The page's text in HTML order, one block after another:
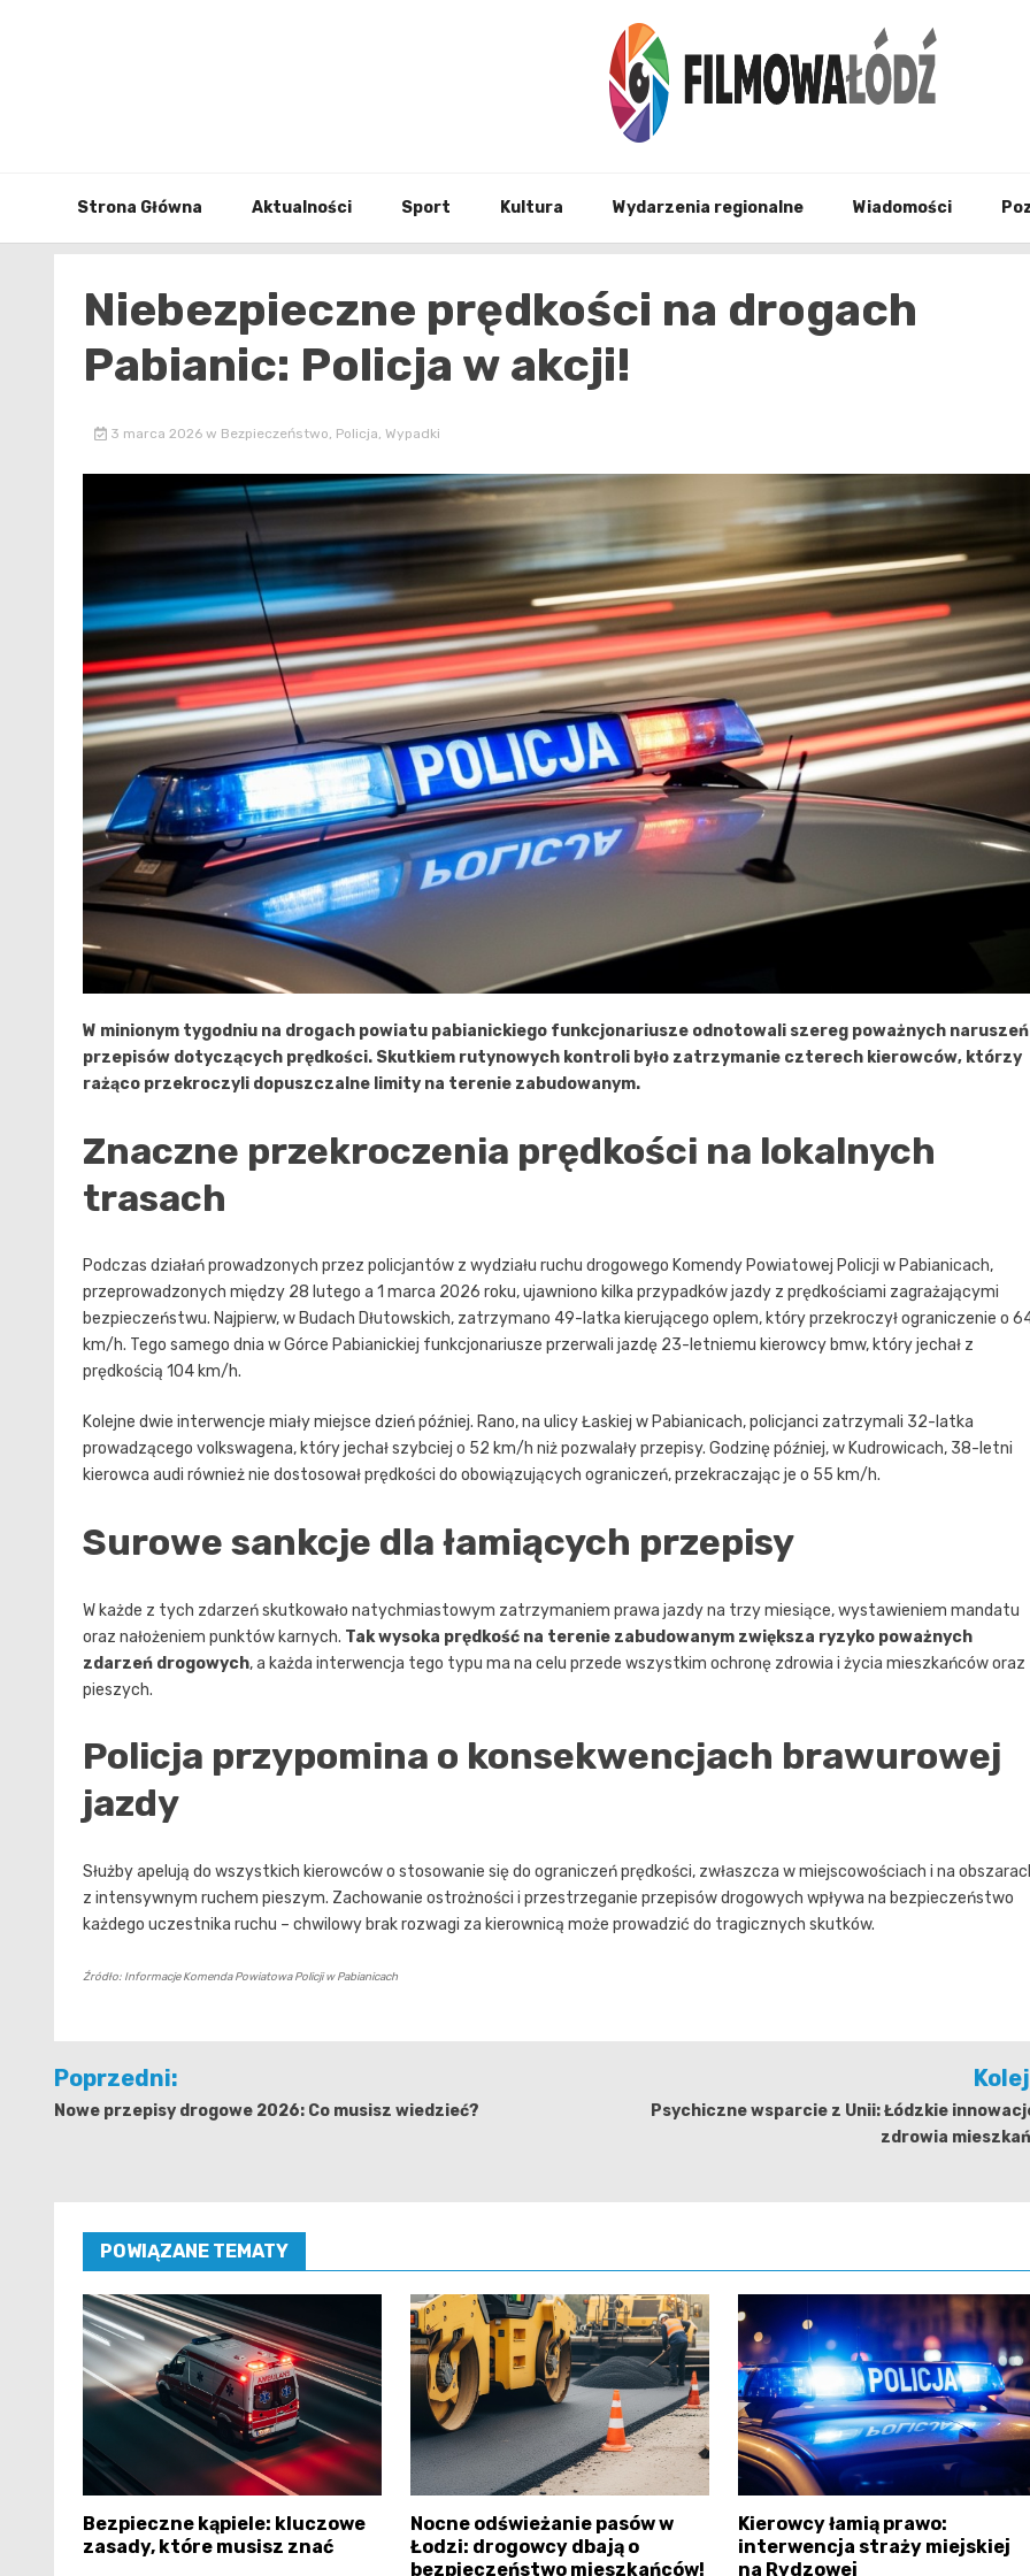
Strona Główna Aktualności Sport Kultura Wydarzenia regionalne Wiadomości
Niebezpieczne prędkości na drogach
Pabianic: Policja w akcji!
3 marca 2026 w Bezpieczeństwo, Policja, Wypadki
W minionym tygodniu na drogach powiatu pabianickiego funkcjonariusze odnotowali szereg poważnych naruszeń
przepisów dotyczących prędkości. Skutkiem rutynowych kontroli było zatrzymanie czterech kierowców, którzy
rażąco przekroczyli dopuszczalne limity na terenie zabudowanym.
Znaczne przekroczenia prędkości na lokalnych
trasach
Podczas działań prowadzonych przez policjantów z wydziału ruchu drogowego Komendy Powiatowej Policji w Pabianicach,
przeprowadzonych między 28 lutego a 1 marca 2026 roku, ujawniono kilka przypadków jazdy z prędkościami zagrażającymi
bezpieczeństwu. Najpierw, w Budach Dłutowskich, zatrzymano 49-latka kierującego oplem, który przekroczył ograniczenie o
km/h. Tego samego dnia w Górce Pabianickiej funkcjonariusze przerwali jazdę 23-letniemu kierowcy bmw, który jechał z
prędkością 104 km/h.
Kolejne dwie interwencje miały miejsce dzień później. Rano, na ulicy Łaskiej w Pabianicach, policjanci zatrzymali 32-latka
prowadzącego volkswagena, który jechał szybciej o 52 km/h niż pozwalały przepisy. Godzinę później, w Kudrowicach, 38-letni
kierowca audi również nie dostosował prędkości do obowiązujących ograniczeń, przekraczając je o 55 km/h.
Surowe sankcje dla łamiących przepisy
W każde z tych zdarzeń skutkowało natychmiastowym zatrzymaniem prawa jazdy na trzy miesiące, wystawieniem mandatu
oraz nałożeniem punktów karnych. Tak wysoka prędkość na terenie zabudowanym zwiększa ryzyko poważnych
zdarzeń drogowych, a każda interwencja tego typu ma na celu przede wszystkim ochronę zdrowia i życia mieszkańców oraz
pieszych.
Policja przypomina o konsekwencjach brawurowej
jazdy
Służby apelują do wszystkich kierowców o stosowanie się do ograniczeń prędkości, zwłaszcza w miejscowościach i na
z intensywnym ruchem pieszym. Zachowanie ostrożności i przestrzeganie przepisów drogowych wpływa na bezpieczeństwo
każdego uczestnika ruchu – chwilowy brak rozwagi za kierownicą może prowadzić do tragicznych skutków.
Źródło: Informacje Komenda Powiatowa Policji w Pabianicach
Nawigacja
wpisu
Poprzedni:
Nowe przepisy drogowe 2026: Co musisz wiedzieć?
Psychiczne wsparcie z Unii: Łódzkie
zdrowia
POWIĄZANE TEMATY
Bezpieczne kąpiele: kluczowe
zasady, które musisz znać
Nocne odświeżanie pasów w
Łodzi: drogowcy dbają o
bezpieczeństwo mieszkańców!
Kierowcy łamią prawo:
interwencja straży miejskiej
na Rydzowej